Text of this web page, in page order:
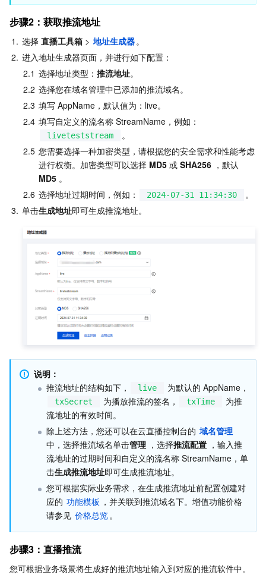
标签
云资源自动化 for Terraform
访问管理
配置审计
集团账号管理
控制中心
云顾问 - 混沌演练
地域管理系统
配额中心
资源中心
腾讯云代码助手
腾讯云代码分析
腾讯云超级应用服务
腾讯云可观测平台
应用性能监控
前端性能监控
Prometheus 监控服务
Grafana 可视化服务
事件总线
云顾问-Tencent RTC 云助手
API 与工具
云迁移
云 API
软件产品公告专区
软件产品生命周期公告
专有云软件
腾讯专有云PaaS平台 TCS
TDSQL
其他文档
渠道合作伙伴
账号相关
控制台相关
费用中心
认证信息
政策与规范
第三方
服务计划
腾讯云培训认证
合作伙伴支持计划
大数据
大数据处理套件 TBDS
操作系统
步骤2：获取推流地址
1. 选择 直播工具箱 > 地址生成器 。
2. 进入地址生成器页面，并进行如下配置：
2.1 选择地址类型： 推流地址。
2.2 选择您在域名管理中已添加的推流域名。
2.3 填写 AppName，默认值为：live。
2.4 填写自定义的流名称 StreamName，例如：
liveteststream
。
2.5 您需要选择一种加密类型，请根据您的安全需求和性能考虑
进行权衡。加密类型可以选择 MD5 或 SHA256 ，默认
MD5 。
2.6 选择地址过期时间，例如： 2024-07-31 11:34:30
。
3. 单击生成地址即可生成推流地址。
说明：
推流地址的结构如下，
live 为默认的 AppName，
txSecret 为播放推流的签名， txTime
为推
流地址的有效时间。
除上述方法，您还可以在云直播控制台的 域名管理
中，选择推流域名单击管理 ，选择推流配置 ，输入推
流地址的过期时间和自定义的流名称 StreamName，单
击生成推流地址即可生成推流地址。
您可根据实际业务需求，在生成推流地址前配置创建对
应的 功能模板 ，并关联到推流域名下。增值功能价格
请参见 价格总览 。
步骤3：直播推流
您可根据业务场景将生成好的推流地址输入到对应的推流软件中。